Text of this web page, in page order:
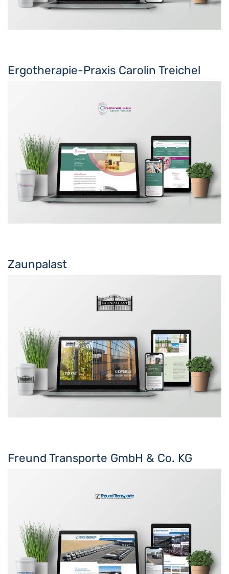
Ergotherapie-Praxis Carolin Treichel
Zaunpalast
Freund Transporte GmbH & Co. KG